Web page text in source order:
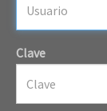
Clave